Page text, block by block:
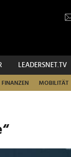
LEADERSNET.TV
FINANZEN MOBILITÄT